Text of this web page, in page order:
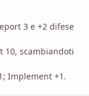
3 e +2 difese
10, scambiandoti
Implement +1.